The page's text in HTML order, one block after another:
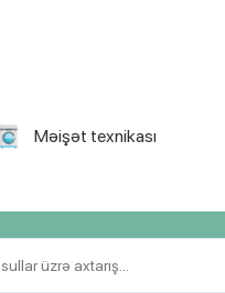
Məişət texnikası